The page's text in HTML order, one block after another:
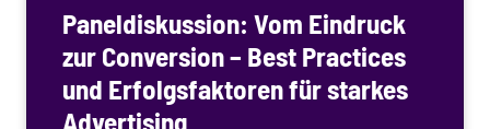
Paneldiskussion: Vom Eindruck
zur Conversion – Best Practices
und Erfolgsfaktoren für starkes
Advertising